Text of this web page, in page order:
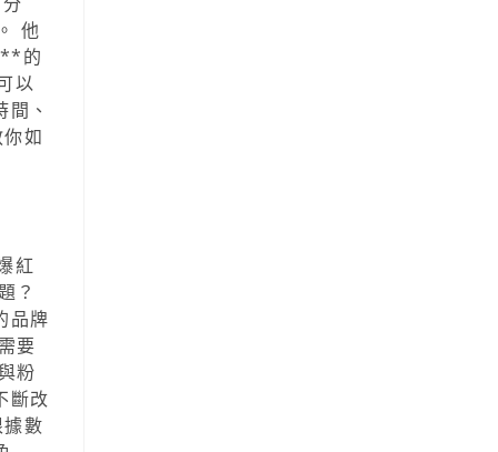
他
**的
以
、
你如
紅
？
品牌
要
粉
斷改
數